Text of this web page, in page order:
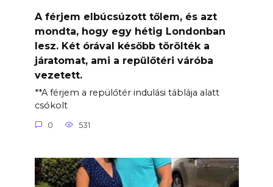
A férjem elbúcsúzott tőlem, és azt
mondta, hogy egy hétig Londonban
lesz. Két órával később törölték a
járatomat, ami a repülőtéri váróba
vezetett.
**A férjem a repülőtér indulási táblája alatt
csókolt
0 531